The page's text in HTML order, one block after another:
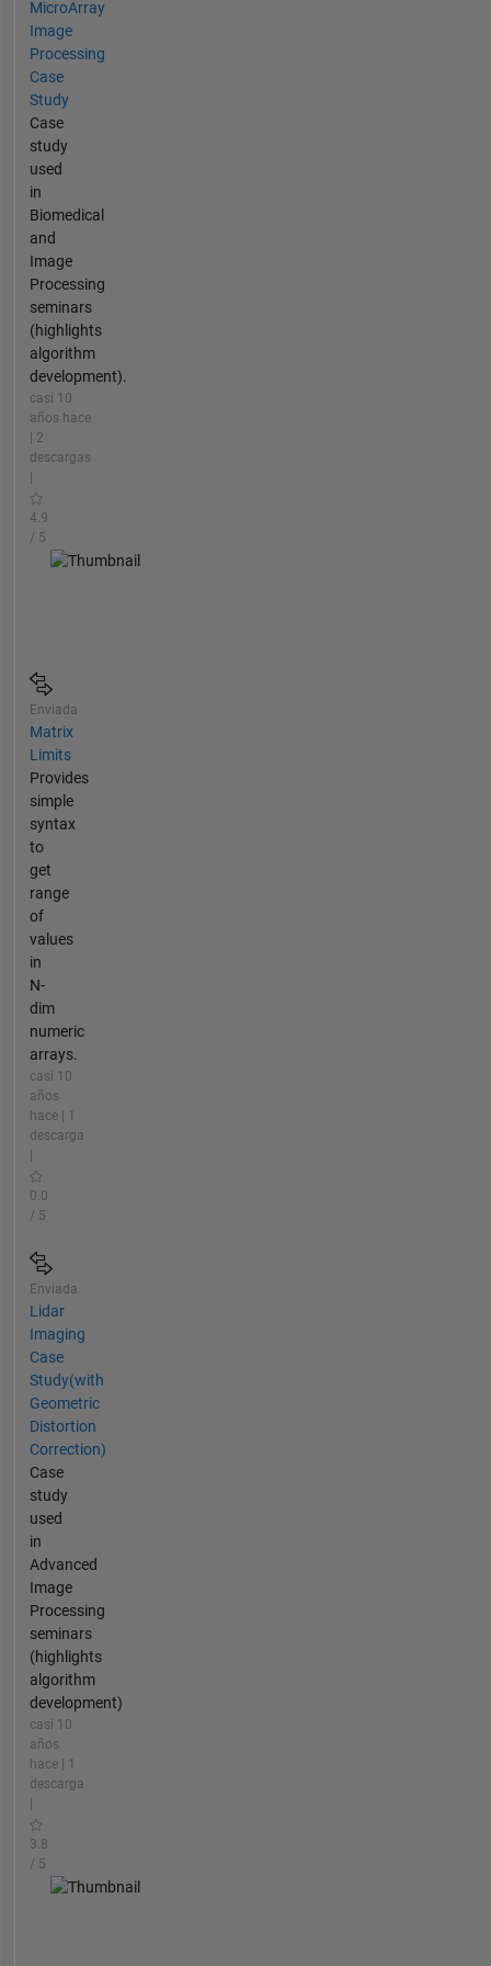
MicroArray
Image
Processing
Case
Study
Case
study
used
in
Biomedical
and
Image
Processing
seminars
(highlights
algorithm
development).
casi 10
años hace
| 2
descargas
4.9
/ 5
Enviada
Matrix
Limits
Provides
simple
syntax
to
get
range
of
values
in
N-
dim
numeric
arrays.
casi 10
años
hace | 1
descarga
0.0
/ 5
Enviada
Lidar
Imaging
Case
Study(with
Geometric
Distortion
Correction)
Case
study
used
in
Advanced
Image
Processing
seminars
(highlights
algorithm
development)
casi 10
años
hace | 1
descarga
3.8
/ 5